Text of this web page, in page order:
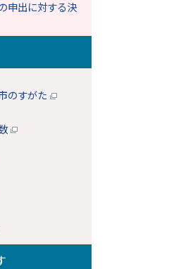
申出に対する決
のすがた